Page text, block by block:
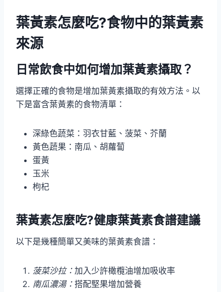
葉黃素怎麼吃?食物中的葉黃素
來源
日常飲食中如何增加葉黃素攝取？
選擇正確的食物是增加葉黃素攝取的有效方法。以
下是富含葉黃素的食物清單：
深綠色蔬菜：羽衣甘藍、菠菜、芥蘭
黃色蔬果：南瓜、胡蘿蔔
蛋黃
玉米
枸杞
葉黃素怎麼吃?健康葉黃素食譜建議
以下是幾種簡單又美味的葉黃素食譜：
菠菜沙拉： 加入少許橄欖油增加吸收率
南瓜濃湯： 搭配堅果增加營養